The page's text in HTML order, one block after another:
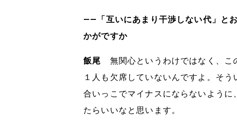
――「互いにあまり干渉しない代」と
かがですか
飯尾 無関心というわけではなく、こ
１人も欠席していないんですよ。そ
合いっこでマイナスにならないよう
たらいいなと思います。